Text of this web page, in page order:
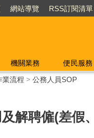
網站導覽 RSS訂閱清單
機關業務 便民服務
業流程 > 公務人員SOP
解聘僱(差假